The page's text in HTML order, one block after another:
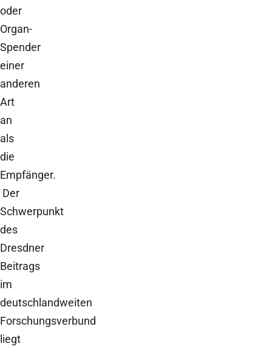
oder
Organ-
Spender
einer
anderen
Art
an
als
die
Empfänger.
Der
Schwerpunkt
des
Dresdner
Beitrags
im
deutschlandweiten
Forschungsverbund
liegt